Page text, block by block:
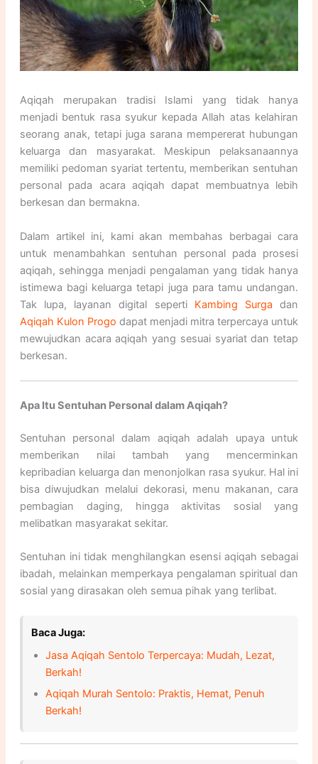
Aqiqah merupakan tradisi Islami yang tidak hanya
menjadi bentuk rasa syukur kepada Allah atas kelahiran
seorang anak, tetapi juga sarana mempererat hubungan
keluarga dan masyarakat. Meskipun pelaksanaannya
memiliki pedoman syariat tertentu, memberikan sentuhan
personal pada acara aqiqah dapat membuatnya lebih
berkesan dan bermakna.
Dalam artikel ini, kami akan membahas berbagai cara
untuk menambahkan sentuhan personal pada prosesi
aqiqah, sehingga menjadi pengalaman yang tidak hanya
istimewa bagi keluarga tetapi juga para tamu undangan.
Tak lupa, layanan digital seperti Kambing Surga dan
Aqiqah Kulon Progo dapat menjadi mitra terpercaya untuk
mewujudkan acara aqiqah yang sesuai syariat dan tetap
berkesan.
Apa Itu Sentuhan Personal dalam Aqiqah?
Sentuhan personal dalam aqiqah adalah upaya untuk
memberikan nilai tambah yang mencerminkan
kepribadian keluarga dan menonjolkan rasa syukur. Hal ini
bisa diwujudkan melalui dekorasi, menu makanan, cara
pembagian daging, hingga aktivitas sosial yang
melibatkan masyarakat sekitar.
Sentuhan ini tidak menghilangkan esensi aqiqah sebagai
ibadah, melainkan memperkaya pengalaman spiritual dan
sosial yang dirasakan oleh semua pihak yang terlibat.
Baca Juga:
Jasa Aqiqah Sentolo Terpercaya: Mudah, Lezat,
Berkah!
Aqiqah Murah Sentolo: Praktis, Hemat, Penuh
Berkah!